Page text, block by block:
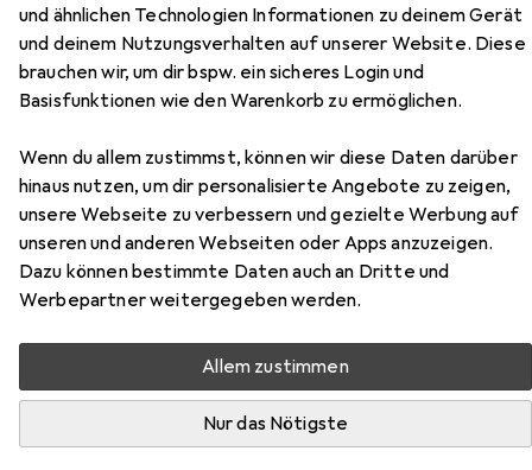
und ähnlichen Technologien Informationen zu deinem Gerät
und deinem Nutzungsverhalten auf unserer Website. Diese
brauchen wir, um dir bspw. ein sicheres Login und
Basisfunktionen wie den Warenkorb zu ermöglichen.
Wenn du allem zustimmst, können wir diese Daten darüber
hinaus nutzen, um dir personalisierte Angebote zu zeigen,
unsere Webseite zu verbessern und gezielte Werbung auf
unseren und anderen Webseiten oder Apps anzuzeigen.
Dazu können bestimmte Daten auch an Dritte und
Werbepartner weitergegeben werden.
Allem zustimmen
Nur das Nötigste
EUR
208,56
Kenwood Corp.TK-3701D